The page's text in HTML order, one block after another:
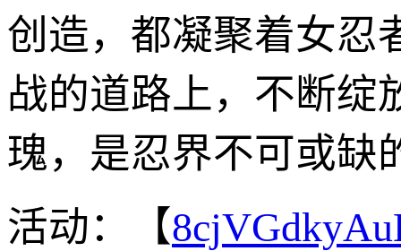
创造，都凝聚着女忍
战的道路上，不断绽
瑰，是忍界不可或缺
活动：【